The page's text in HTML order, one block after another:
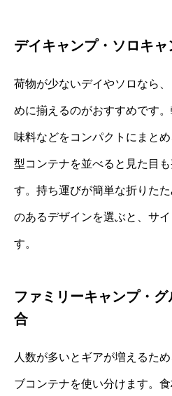
デイキャンプ・ソロキ
荷物が少ないデイやソロなら
めに揃えるのがおすすめです
味料などをコンパクトにまと
型コンテナを並べると見た目
す。持ち運びが簡単な折りた
のあるデザインを選ぶと、サ
す。
ファミリーキャンプ・
合
人数が多いとギアが増えるた
ブコンテナを使い分けます。